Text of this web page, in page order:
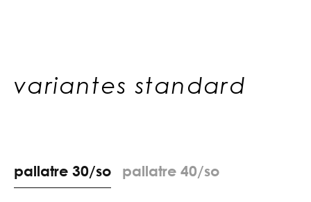
variantes standard
pallatre 30/so pallatre 40/so